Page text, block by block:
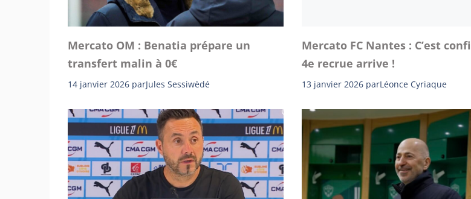
Mercato OM : Benatia prépare un
transfert malin à 0€
14 janvier 2026 parJules Sessiwèdé
Mercato FC Nantes : C’est
4e recrue arrive !
13 janvier 2026 parLéonce Cyriaque